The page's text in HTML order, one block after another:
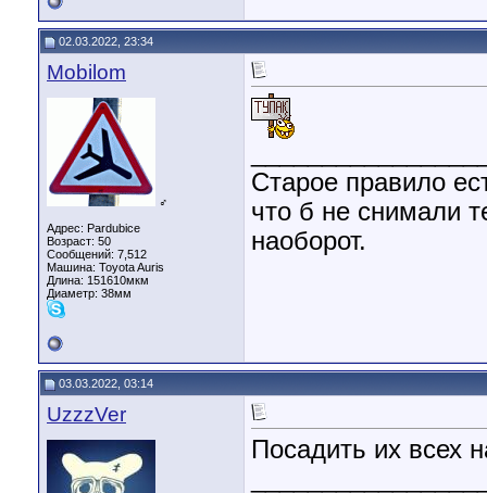
02.03.2022, 23:34
Mobilom
♂
Адрес: Pardubice
Возраст: 50
Сообщений: 7,512
Машина: Toyota Auris
Длина: 151610мкм
Диаметр: 38мм
Старое правило
что б не снимали
наоборот.
03.03.2022, 03:14
UzzzVer
Посадить их всех